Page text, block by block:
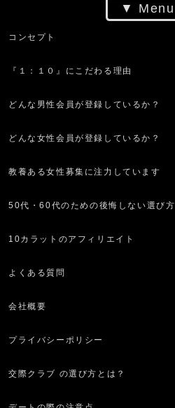
Menu
コンセプト
『１：１０』にこだわる理由
どんな男性会員が登録しているか？
どんな女性会員が登録しているか？
教養ある女性募集に注力しています
50代・60代のための後悔しない選び方
10カラットのアフィリエイト
よくある質問
会社概要
プライバシーポリシー
交際クラブ の選び方とは？